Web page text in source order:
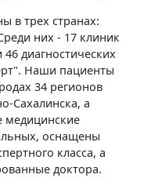
в трех странах:
них - 17 клиник
диагностических
Наши пациенты
34 регионов
Сахалинска, а
медицинские
оснащены
класса, а
доктора.